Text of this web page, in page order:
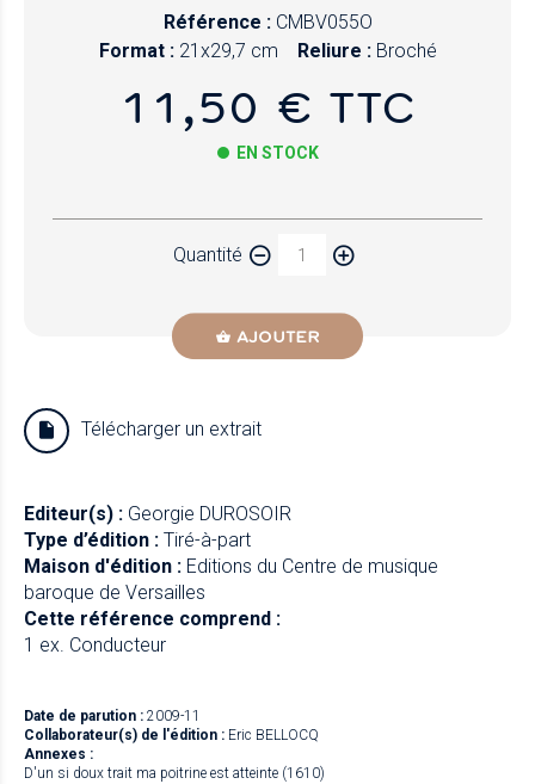
Référence : CMBV055O
Format : 21x29,7 cm Reliure : Broché
11,50 € TTC
EN STOCK
Quantité
AJOUTER
Télécharger un extrait
Editeur(s) : Georgie DUROSOIR
Type d’édition : Tiré-à-part
Maison d'édition : Editions du Centre de musique
baroque de Versailles
Cette référence comprend :
1 ex. Conducteur
Date de parution : 2009-11
Collaborateur(s) de l'édition : Eric BELLOCQ
Annexes :
D'un si doux trait ma poitrine est atteinte (1610)